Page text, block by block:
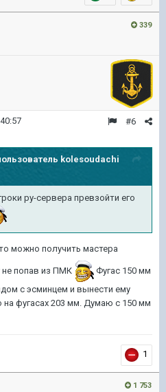
339
#6
kolesoudachi
ру-сервера превзойти его
можно получить мастера
не попав из ПМК
Фугас 150 мм
с эсминцем и вынести ему
фугасах 203 мм. Думаю с 150 мм
1
1 753